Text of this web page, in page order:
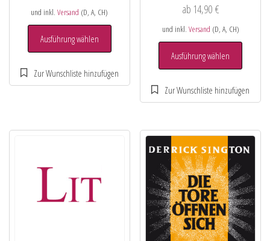
und inkl.Versand (D, A, CH)
Ausführung wählen
ab 14,90 €
und inkl. Versand (D, A, CH)
Ausführung wählen